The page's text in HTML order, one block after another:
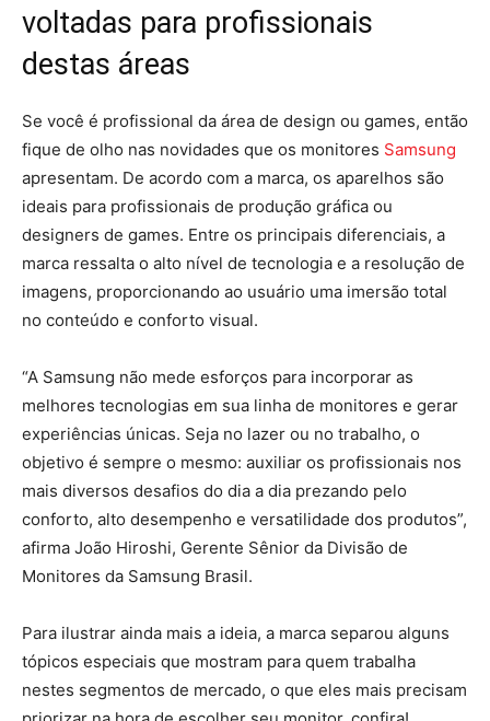
voltadas para profissionais
destas áreas
Se você é profissional da área de design ou games, então
fique de olho nas novidades que os monitores Samsung
apresentam. De acordo com a marca, os aparelhos são
ideais para profissionais de produção gráfica ou
designers de games. Entre os principais diferenciais, a
marca ressalta o alto nível de tecnologia e a resolução de
imagens, proporcionando ao usuário uma imersão total
no conteúdo e conforto visual.
“A Samsung não mede esforços para incorporar as
melhores tecnologias em sua linha de monitores e gerar
experiências únicas. Seja no lazer ou no trabalho, o
objetivo é sempre o mesmo: auxiliar os profissionais nos
mais diversos desafios do dia a dia prezando pelo
conforto, alto desempenho e versatilidade dos produtos”,
afirma João Hiroshi, Gerente Sênior da Divisão de
Monitores da Samsung Brasil.
Para ilustrar ainda mais a ideia, a marca separou alguns
tópicos especiais que mostram para quem trabalha
nestes segmentos de mercado, o que eles mais precisam